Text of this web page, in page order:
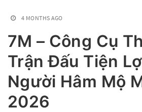
4 MONTHS AGO
7M – Công Cụ
Trận Đấu Tiện
Người Hâm Mộ
2026